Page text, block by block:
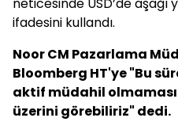
ifadesini kullandı.
Noor CM Pazarlama
Bloomberg HT'ye "Bu
aktif müdahil
üzerini görebiliriz" dedi.